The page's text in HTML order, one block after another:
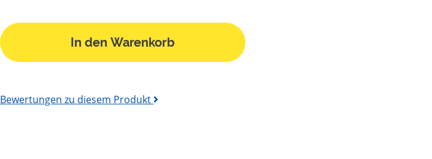
In den Warenkorb
Bewertungen zu diesem Produkt